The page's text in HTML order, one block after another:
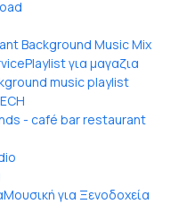
Background Music Mix
Playlist για μαγαζια
music playlist
- café bar restaurant
Μουσική για Ξενοδοχεία